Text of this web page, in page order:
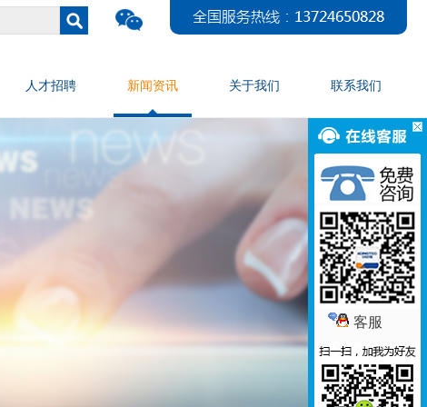
人才招聘 新闻资讯 关于我们 联系我们
客服